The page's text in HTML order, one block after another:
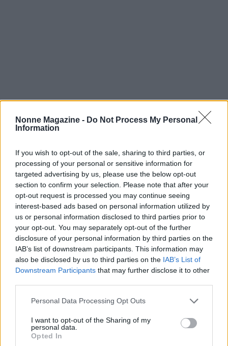
Nonne Magazine - Do Not Process My Personal
Information
If you wish to opt-out of the sale, sharing to third parties, or
processing of your personal or sensitive information for
targeted advertising by us, please use the below opt-out
section to confirm your selection. Please note that after your
opt-out request is processed you may continue seeing
interest-based ads based on personal information utilized by
us or personal information disclosed to third parties prior to
your opt-out. You may separately opt-out of the further
disclosure of your personal information by third parties on the
IAB’s list of downstream participants. This information may
also be disclosed by us to third parties on the IAB’s List of
Downstream Participants that may further disclose it to other
Please note that this website/app uses one or more Google
not limited to your visit or usage behaviour. You may click to
grant or deny consent to Google and its third-party tags to
use your data for below specified purposes in below Google
Personal Data Processing Opt Outs
I want to opt-out of the Sharing of my
personal data.
Opted In
Continua a leggere
TEMPO LIBERO